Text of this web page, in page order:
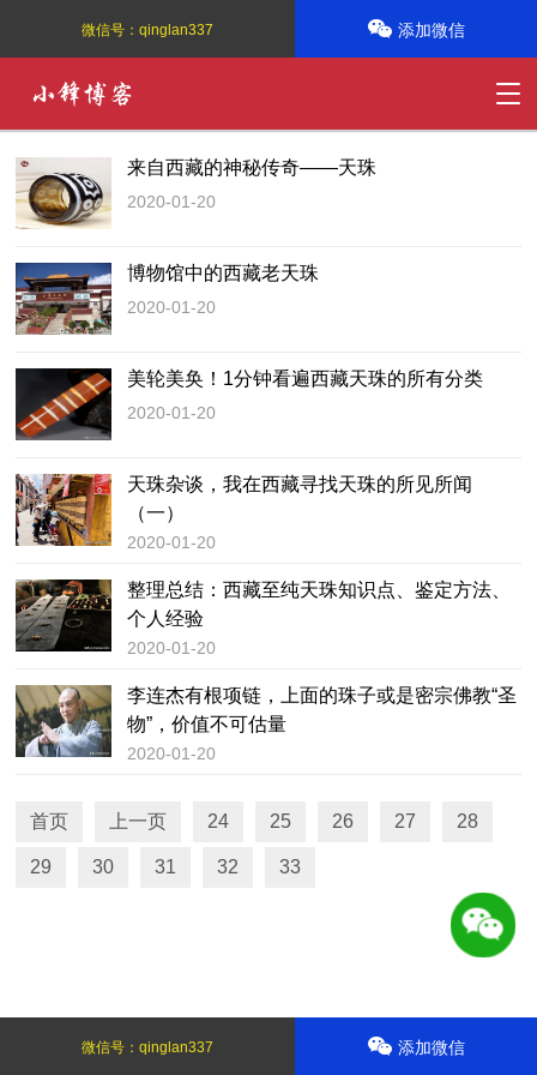
来自西藏的神秘传奇——天珠
2020-01-20
博物馆中的西藏老天珠
2020-01-20
美轮美奂！1分钟看遍西藏天珠的所有分类
2020-01-20
天珠杂谈，我在西藏寻找天珠的所见所闻
（一）
2020-01-20
整理总结：西藏至纯天珠知识点、鉴定方法、
个人经验
2020-01-20
李连杰有根项链，上面的珠子或是密宗佛教“圣
物”，价值不可估量
2020-01-20
首页 上一页 24 25 26 27 28
29 30 31 32 33
微信号：qinglan337 添加微信
微信号：qinglan337 添加微信